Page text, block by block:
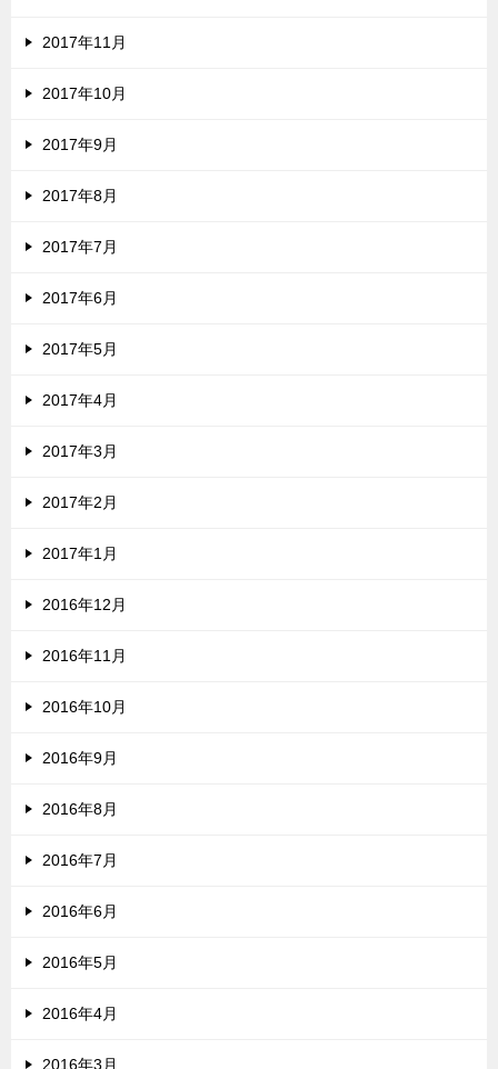
2017年11月
2017年10月
2017年9月
2017年8月
2017年7月
2017年6月
2017年5月
2017年4月
2017年3月
2017年2月
2017年1月
2016年12月
2016年11月
2016年10月
2016年9月
2016年8月
2016年7月
2016年6月
2016年5月
2016年4月
2016年3月